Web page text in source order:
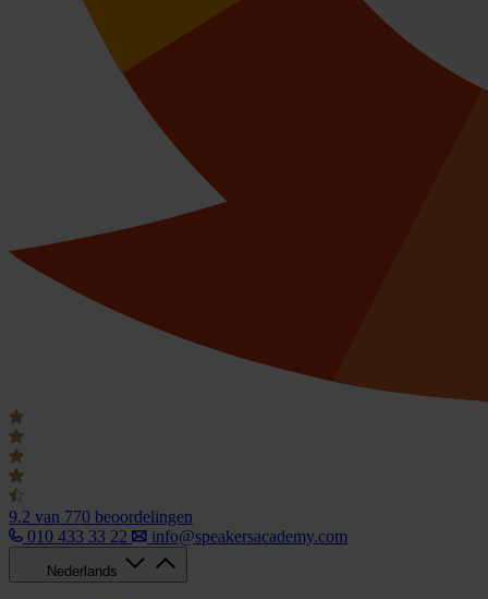
9.2 van 770 beoordelingen
010 433 33 22
info@speakersacademy.com
Nederlands